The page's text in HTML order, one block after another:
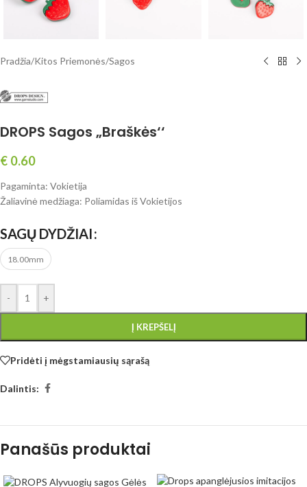
Pradžia/Kitos Priemonės/Sagos
DROPS Sagos „Braškės‘‘
€ 0.60
Pagaminta: Vokietija
Žaliavinė medžiaga: Poliamidas iš Vokietijos
SAGŲ DYDŽIAI
18.00mm
- +
Į KREPŠELĮ
Pridėti į mėgstamiausių sąrašą
Dalintis:
Panašūs produktai